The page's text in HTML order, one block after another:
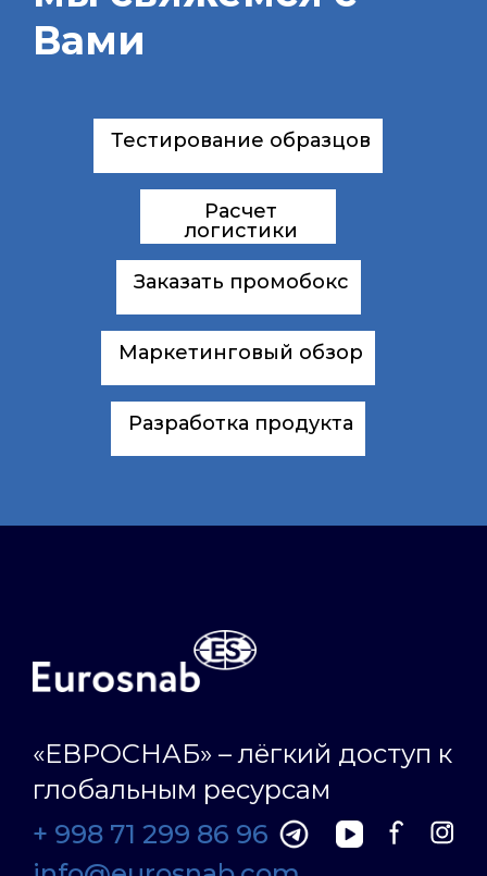
Вами
Тестирование образцов
Расчет
логистики
Заказать промобокс
Маркетинговый обзор
Разработка продукта
«ЕВРОСНАБ» – лёгкий доступ к
глобальным ресурсам
+ 998 71 299 86 96